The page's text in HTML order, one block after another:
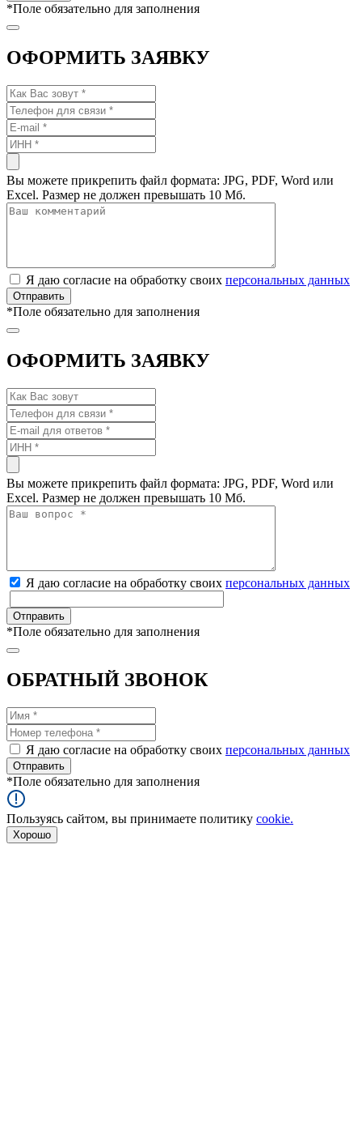
*Поле обязательно для заполнения
ОФОРМИТЬ ЗАЯВКУ
Вы можете прикрепить файл формата: JPG, PDF, Word или
Excel. Размер не должен превышать 10 Мб.
Я даю согласие на обработку своих персональных данных
*Поле обязательно для заполнения
ОФОРМИТЬ ЗАЯВКУ
Вы можете прикрепить файл формата: JPG, PDF, Word или
Excel. Размер не должен превышать 10 Мб.
Я даю согласие на обработку своих персональных данных
*Поле обязательно для заполнения
ОБРАТНЫЙ ЗВОНОК
Я даю согласие на обработку своих персональных данных
*Поле обязательно для заполнения
Пользуясь сайтом, вы принимаете политику cookie.
Хорошо